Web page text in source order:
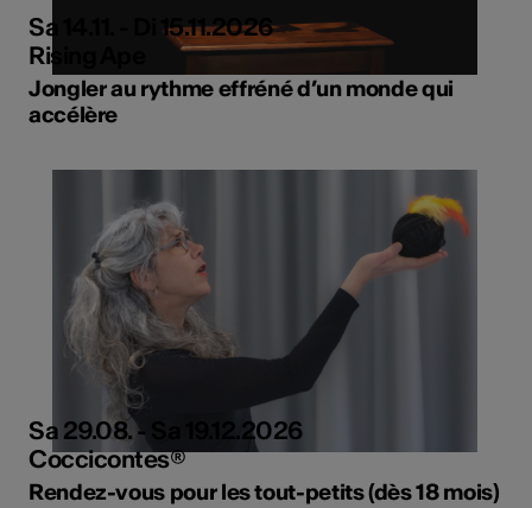
Sa 14.11. - Di 15.11.2026
Rising Ape
Jongler au rythme effréné d’un monde qui
accélère
Sa 29.08. - Sa 19.12.2026
Coccicontes®
Rendez-vous pour les tout-petits (dès 18 mois)